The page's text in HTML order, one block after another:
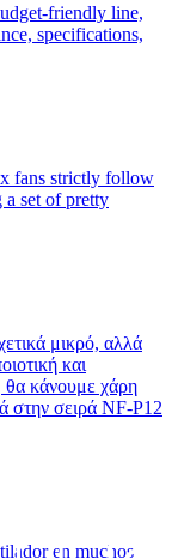
friendly line,
specifications,
fans strictly follow
a set of pretty
μικρό, αλλά
και
θα κάνουμε χάρη
στην σειρά NF-P12
en muchos